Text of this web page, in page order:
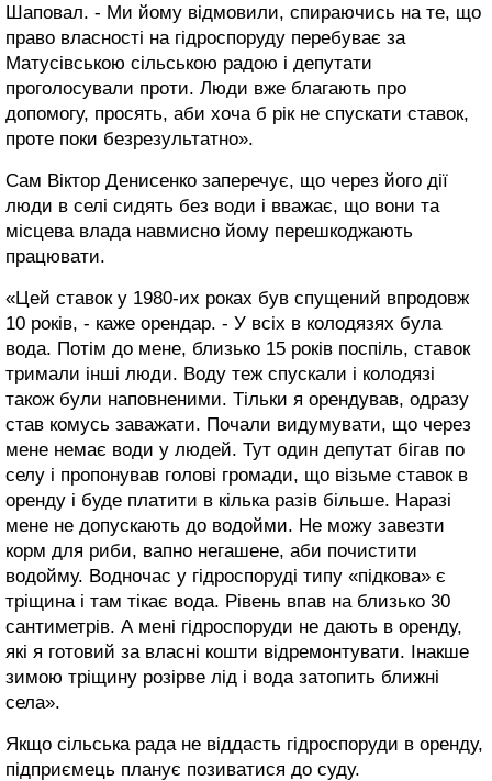
Шаповал. - Ми йому відмовили, спираючись на те, що
право власності на гідроспоруду перебуває за
Матусівською сільською радою і депутати
проголосували проти. Люди вже благають про
допомогу, просять, аби хоча б рік не спускати ставок,
проте поки безрезультатно».
Сам Віктор Денисенко заперечує, що через його дії
люди в селі сидять без води і вважає, що вони та
місцева влада навмисно йому перешкоджають
працювати.
«Цей ставок у 1980-их роках був спущений впродовж
10 років, - каже орендар. - У всіх в колодязях була
вода. Потім до мене, близько 15 років поспіль, ставок
тримали інші люди. Воду теж спускали і колодязі
також були наповненими. Тільки я орендував, одразу
став комусь заважати. Почали видумувати, що через
мене немає води у людей. Тут один депутат бігав по
селу і пропонував голові громади, що візьме ставок в
оренду і буде платити в кілька разів більше. Наразі
мене не допускають до водойми. Не можу завезти
корм для риби, вапно негашене, аби почистити
водойму. Водночас у гідроспоруді типу «підкова» є
тріщина і там тікає вода. Рівень впав на близько 30
сантиметрів. А мені гідроспоруди не дають в оренду,
які я готовий за власні кошти відремонтувати. Інакше
зимою тріщину розірве лід і вода затопить ближні
села».
Якщо сільська рада не віддасть гідроспоруди в оренду,
підприємець планує позиватися до суду.